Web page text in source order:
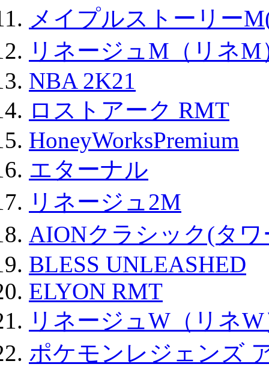
メイプルストーリー
リネージュM（リネM
NBA 2K21
ロストアーク RMT
HoneyWorksPremium
エターナル
リネージュ2M
AIONクラシック(タ
BLESS UNLEASHED
ELYON RMT
リネージュW（リネ
ポケモンレジェンズ